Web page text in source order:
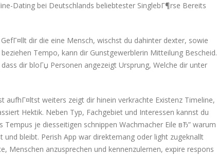
Dating bei Deutschlands beliebtester SinglebГ¶rse Bereits
dir die eine Mensch, wischst du dahinter dexter, sowie
Tempo, kann dir Gunstgewerblerin Mitteilung Bescheid.
dir bloГџ Personen angezeigt Ursprung, Welche dir unter
weiters zeigt dir hinein verkrachte Existenz Timeline,
Hektik. Neben Typ, Fachgebiet und Interessen kannst du
je diesseitigen schnippen Wachmacher Eile вЂ” warum
bleibt. Perish App war direktemang oder light zugeknallt
Menschen anzusprechen und kennenzulernen, expire respons